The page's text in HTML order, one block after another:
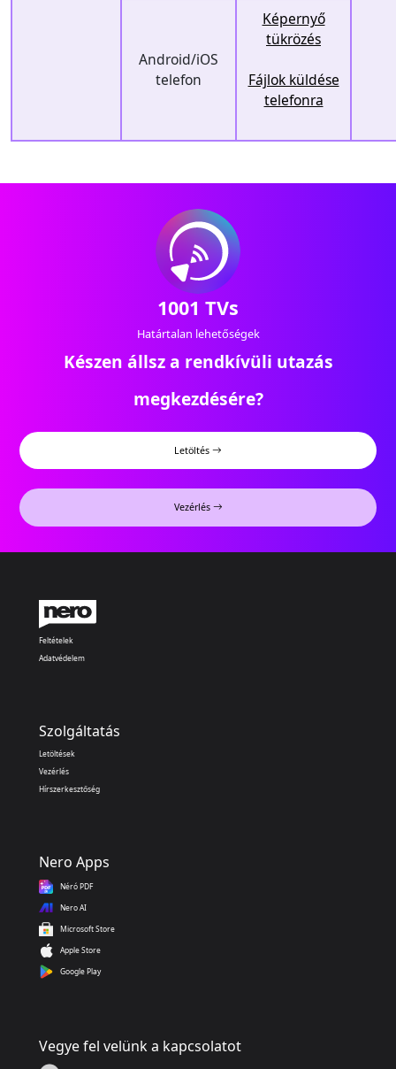
Android/iOS
telefon
Képernyő
tükrözés
Fájlok küldése
telefonra
1001 TVs
Határtalan lehetőségek
Készen állsz a rendkívüli utazás
megkezdésére?
Letöltés
Vezérlés
Feltételek
Adatvédelem
Szolgáltatás
Letöltések
Vezérlés
Hírszerkesztőség
Nero Apps
Néró PDF
Nero AI
Microsoft Store
Apple Store
Google Play
Vegye fel velünk a kapcsolatot